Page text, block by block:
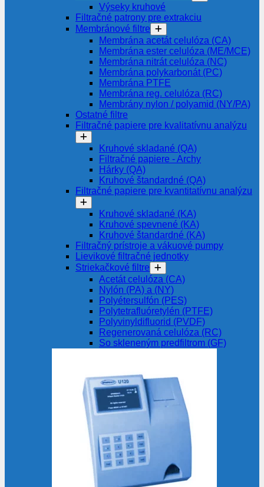
Výseky kruhové
Filtračné patrony pre extrakciu
Membránové filtre
Membrána acetát celulóza (CA)
Membrána ester celulóza (ME/MCE)
Membrána nitrát celulóza (NC)
Membrána polykarbonát (PC)
Membrána PTFE
Membrána reg. celulóza (RC)
Membrány nylon / polyamid (NY/PA)
Ostatné filtre
Filtračné papiere pre kvalitatívnu analýzu
Kruhové skladané (QA)
Filtračné papiere - Archy
Hárky (QA)
Kruhové štandardné (QA)
Filtračné papiere pre kvantitatívnu analýzu
Kruhové skladané (KA)
Kruhové spevnené (KA)
Kruhové štandardné (KA)
Filtračný prístroje a vákuové pumpy
Lievikové filtračné jednotky
Striekačkové filtre
Acetát celulóza (CA)
Nylón (PA) a (NY)
Polyétersulfón (PES)
Polytetrafluóretylén (PTFE)
Polyvinyldifluorid (PVDF)
Regenerovaná celulóza (RC)
So skleneným predfiltrom (GF)